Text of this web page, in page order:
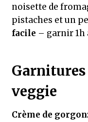
noisette de
pistaches et un
facile – garnir 1h
veggie
Crème de